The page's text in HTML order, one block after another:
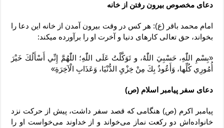
دعای مخصوص بیرون‌ رفتن از خانه
امام محمد باقر (ع): هر کس در وقت بیرون آمدن از خانه این دعا را
بخواند، حق تعالی کارهای دنیا و آخرت او را برآورده میکند:
«بِسْمِ اللّٰهِ، حَسْبِيَ اللّٰهُ، و تَوَكَّلْتُ عَلَى اللّٰهِ؛ اللّٰهُمَّ إِنِّي أَسْأَلُكَ خَيْرَ
أُمُورِي كُلِّها، وَأَعُوذُ بِكَ مِنْ خِزْيِ الدُّنْيَا، وَعَذَابِ الْآخِرَةِ»
دعای سفر پیامبر اسلام (ص)
پیامبر اکرم (ص) هنگامی که قصد سفر داشت، پیش از حرکت نزد
خانواده‌اش دو رکعت نماز می‌خواند و از خداوند می‌خواست او را